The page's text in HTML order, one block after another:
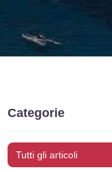
Categorie
Tutti gli articoli